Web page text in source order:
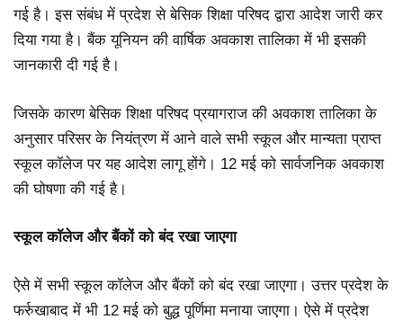
गई है। इस संबंध में प्रदेश से बेसिक शिक्षा परिषद द्वारा आदेश जारी कर
दिया गया है। बैंक यूनियन की वार्षिक अवकाश तालिका में भी इसकी
जानकारी दी गई है।
जिसके कारण बेसिक शिक्षा परिषद प्रयागराज की अवकाश तालिका के
अनुसार परिसर के नियंत्रण में आने वाले सभी स्कूल और मान्यता प्राप्त
स्कूल कॉलेज पर यह आदेश लागू होंगे। 12 मई को सार्वजनिक अवकाश
की घोषणा की गई है।
स्कूल कॉलेज और बैंकों को बंद रखा जाएगा
ऐसे में सभी स्कूल कॉलेज और बैंकों को बंद रखा जाएगा। उत्तर प्रदेश के
फर्रुखाबाद में भी 12 मई को बुद्ध पूर्णिमा मनाया जाएगा। ऐसे में प्रदेश